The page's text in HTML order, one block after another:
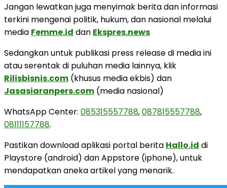
Jangan lewatkan juga menyimak berita dan informasi
terkini mengenai politik, hukum, dan nasional melalui
media Femme.id dan Ekspres.news
Sedangkan untuk publikasi press release di media ini
atau serentak di puluhan media lainnya, klik
Rilisbisnis.com (khusus media ekbis) dan
Jasasiaranpers.com (media nasional)
WhatsApp Center: 085315557788,087815557788,
08111157788.
Pastikan download aplikasi portal berita Hallo.id di
Playstore (android) dan Appstore (iphone), untuk
mendapatkan aneka artikel yang menarik.